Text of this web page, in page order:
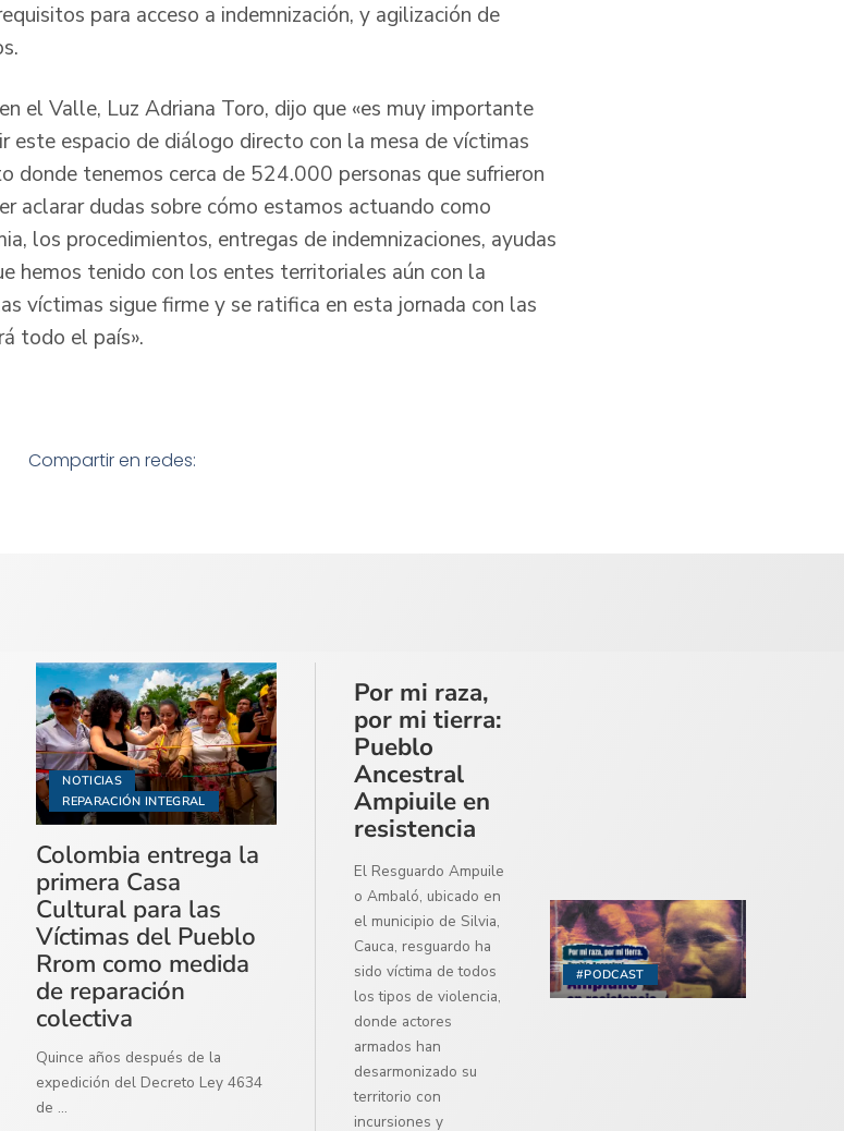
para acceso a indemnización, y agilización de
el Valle, Luz Adriana Toro, dijo que «es muy importante
este espacio de diálogo directo con la mesa de víctimas
donde tenemos cerca de 524.000 personas que sufrieron
aclarar dudas sobre cómo estamos actuando como
los procedimientos, entregas de indemnizaciones, ayudas
hemos tenido con los entes territoriales aún con la
víctimas sigue firme y se ratifica en esta jornada con las
todo el país».
Compartir en redes:
NOTICIAS
REPARACIÓN INTEGRAL
Colombia entrega la
primera Casa
Cultural para las
Víctimas del Pueblo
Rrom como medida
de reparación
colectiva
Quince años después de la
expedición del Decreto Ley 4634
de ...
#PODCAST
Por mi raza,
por mi tierra:
Pueblo
Ancestral
Ampiuile en
resistencia
El Resguardo Ampuile
o Ambaló, ubicado en
el municipio de Silvia,
Cauca, resguardo ha
sido víctima de todos
los tipos de violencia,
donde actores
armados han
desarmonizado su
territorio con
incursiones y